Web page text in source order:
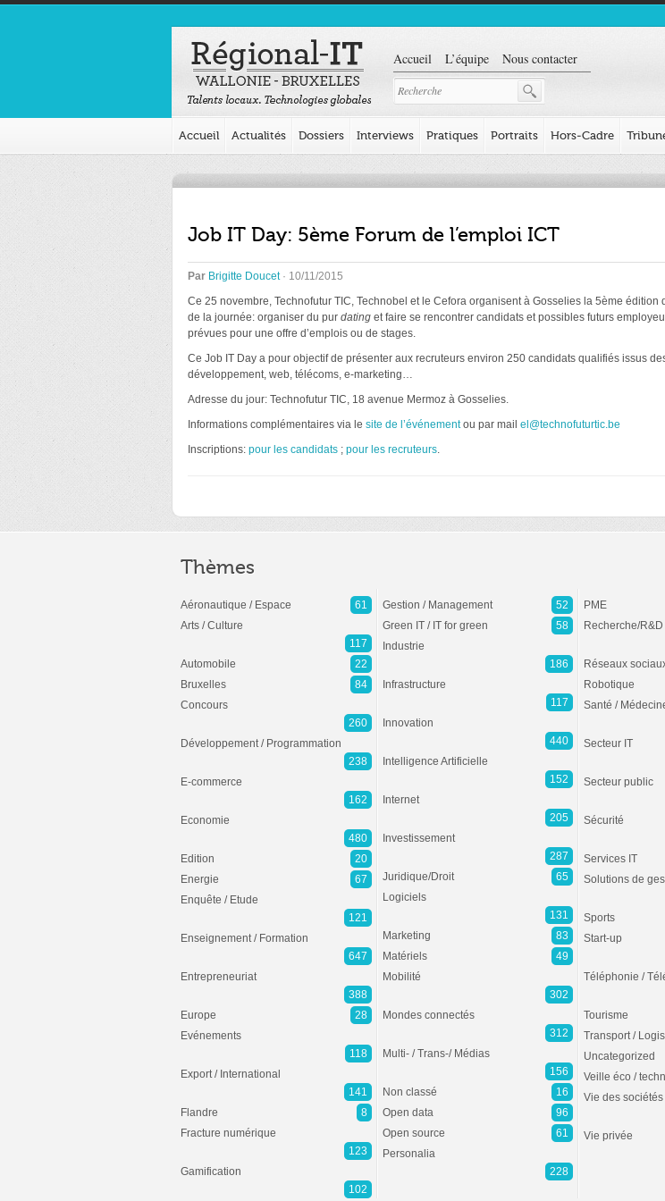
Accueil L’équipe Nous contacter
Accueil Actualités Dossiers Interviews Pratiques Portraits Hors-Cadre
Job IT Day: 5ème Forum de l’emploi ICT
Par Brigitte Doucet· 10/11/2015
Ce 25 novembre, Technofutur TIC, Technobel et le Cefora organisent à Gosselies la 5ème édition
de la journée: organiser du pur dating et faire se rencontrer candidats et possibles futurs
prévues pour une offre d’emplois ou de stages.
Ce Job IT Day a pour objectif de présenter aux recruteurs environ 250 candidats qualifiés issus
développement, web, télécoms, e-marketing…
Adresse du jour: Technofutur TIC, 18 avenue Mermoz à Gosselies.
Informations complémentaires via le site de l’événement ou par mail el@technofuturtic.be
Inscriptions: pour les candidats ; pour les recruteurs.
Thèmes
Aéronautique / Espace
61
Arts / Culture
117
Automobile
22
Bruxelles
84
Concours
260
Développement / Programmation
238
E-commerce
162
Economie
480
Edition
20
Energie
67
Enquête / Etude
121
Enseignement / Formation
647
Entrepreneuriat
388
Europe
28
Evénements
118
Export / International
141
Flandre
8
Fracture numérique
123
Gamification
102
Gestion / Management
52
Green IT / IT for green
58
Industrie
186
Infrastructure
117
Innovation
440
Intelligence Artificielle
152
Internet
205
Investissement
287
Juridique/Droit
65
Logiciels
131
Marketing
83
Matériels
49
Mobilité
302
Mondes connectés
312
Multi- / Trans-/ Médias
156
Non classé
16
Open data
96
Open source
61
Personalia
228
PME
Recherche/R&D
Réseaux
Robotique
Santé /
Secteur IT
Secteur public
Sécurité
Services IT
Solutions de
Sports
Start-up
Téléphonie /
Tourisme
Transport /
Uncategorized
Veille éco /
Vie des sociétés
Vie privée